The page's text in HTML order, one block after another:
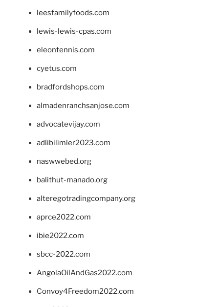
leesfamilyfoods.com
lewis-lewis-cpas.com
eleontennis.com
cyetus.com
bradfordshops.com
almadenranchsanjose.com
advocatevijay.com
adlibilimler2023.com
naswwebed.org
balithut-manado.org
alteregotradingcompany.org
aprce2022.com
ibie2022.com
sbcc-2022.com
AngolaOilAndGas2022.com
Convoy4Freedom2022.com